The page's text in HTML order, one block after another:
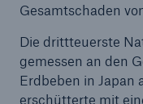
Gesamtschaden
Die drittteuerste
gemessen an den
Erdbeben in Japan
erschütterte mit
Munich Re
Munich Re plant
beschließt